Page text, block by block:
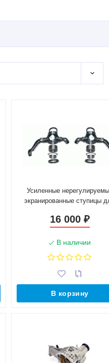
Усиленные
экранированные ступицы
Chevrolet Niv@ (24 шлица)
16 000 ₽
В наличии
В корзину